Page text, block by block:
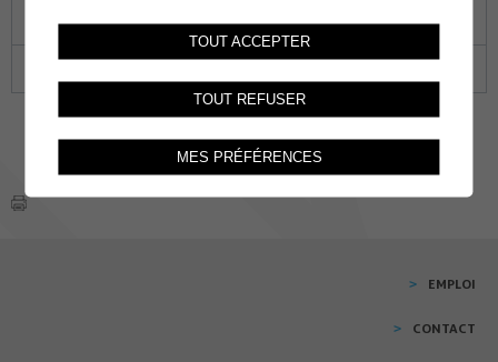
20 21 22 23 24
EMPLOI
CONTACT
TOUT ACCEPTER
TOUT REFUSER
MES PRÉFÉRENCES